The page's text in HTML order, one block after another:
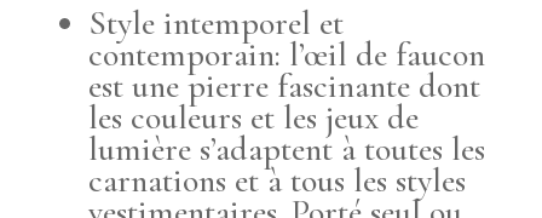
Style intemporel et
contemporain: l’œil de faucon
est une pierre fascinante dont
les couleurs et les jeux de
lumière s’adaptent à toutes les
carnations et à tous les styles